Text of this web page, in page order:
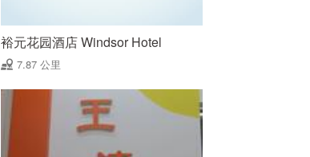
裕元花园酒店 Windsor Hotel
7.87 公里